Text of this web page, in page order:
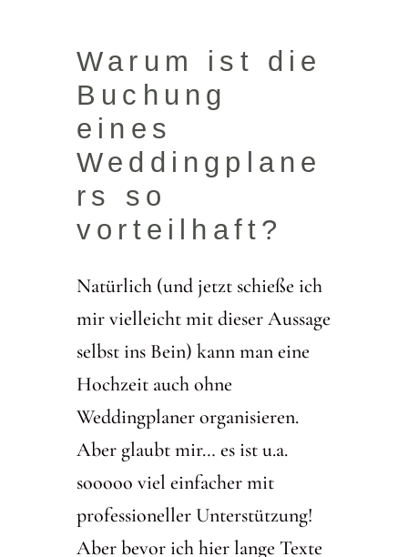
Warum ist die
Buchung
eines
Weddingplane
rs so
vorteilhaft?
Natürlich (und jetzt schieße ich
mir vielleicht mit dieser Aussage
selbst ins Bein) kann man eine
Hochzeit auch ohne
Weddingplaner organisieren.
Aber glaubt mir… es ist u.a.
sooooo viel einfacher mit
professioneller Unterstützung!
Aber bevor ich hier lange Texte